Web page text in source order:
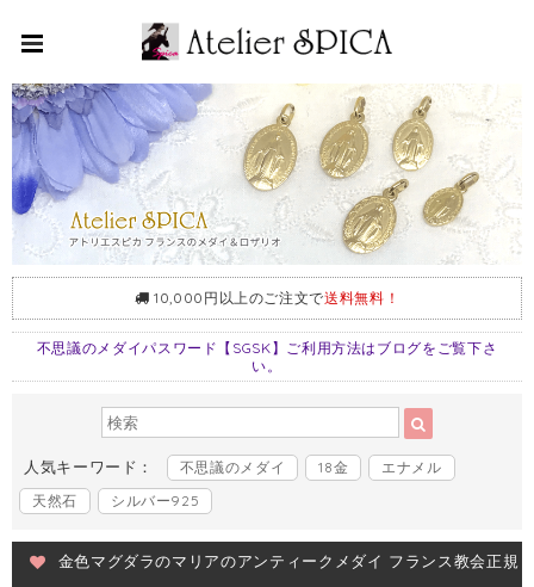
10,000円以上のご注文で送料無料！
不思議のメダイパスワード【SGSK】ご利用方法はブログをご覧下さ
い。
人気キーワード： 不思議のメダイ 18金
エナメル
天然石
シルバー925
金色マグダラのマリアのアンティークメダイ フランス教会正規